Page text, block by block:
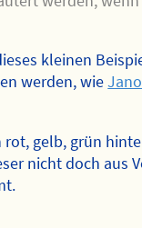
kleinen
werden, wie
gelb, grün
nicht doch aus